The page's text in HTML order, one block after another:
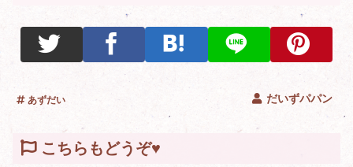
だいずパパン
あずだい
こちらもどうぞ♥